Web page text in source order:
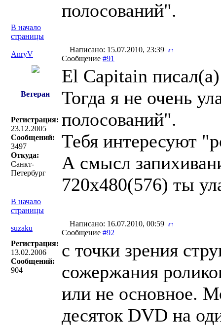
полосований".
В начало
страницы
AnryV
Написано: 15.07.2010, 23:39
Сообщение #91
Ветеран
Регистрация:
23.12.2005
Сообщений:
3497
Откуда:
Санкт-
Петербург
El Capitain
Тогда я не очень
полосований".
Тебя интересуют
А смысл
720х480(576) ты
В начало
страницы
suzaku
Написано: 16.07.2010, 00:59
Сообщение #92
Регистрация:
13.02.2006
Сообщений:
904
с точки зрения
сожержания
или не основное.
десяток DVD на